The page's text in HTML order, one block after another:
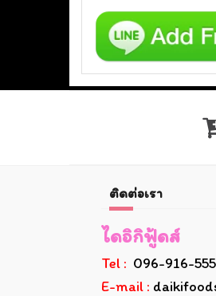
ติดต่อเรา
ไดอิกิฟู้ดส์
Tel : 096-916-
E-mail :